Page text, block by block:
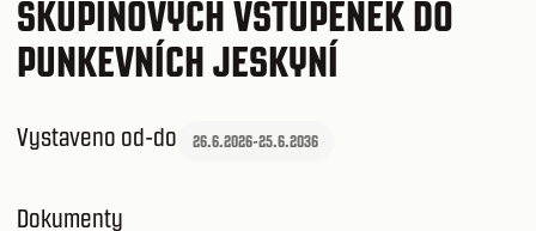
SKUPINOVÝCH VSTUPENEK DO
PUNKEVNÍCH JESKYNÍ
Vystaveno od-do 26.6.2026-25.6.2036
Dokumenty